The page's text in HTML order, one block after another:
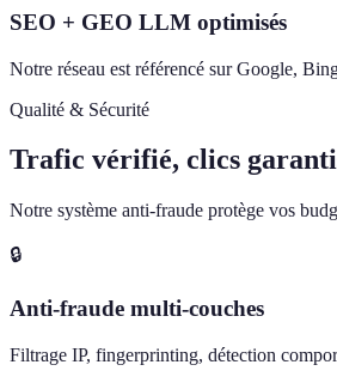
SEO + GEO LLM optimisés
Notre réseau est référencé sur Google,
Qualité & Sécurité
Trafic vérifié, clics
Notre système anti-fraude protège vos
🔒
Anti-fraude multi-couches
Filtrage IP, fingerprinting, détection